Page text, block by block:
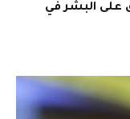
على البشر في